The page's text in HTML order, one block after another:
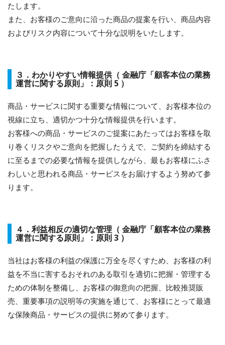
たします。
また、お客様のご意向に沿った商品の提案を行い、商品内容
およびリスク内容について十分な説明をいたします。
３．わかりやすい情報提供（ 金融庁「顧客本位の業務
運営に関する原則」：原則 5 ）
商品・サービスに関する重要な情報について、お客様本位の
視線に立ち、適切かつ十分な情報提供を行います。
お客様への商品・サービスのご提案にあたってはお客様を取
り巻くリスクやご意向を把握したうえで、ご契約を締結する
に至るまでの必要な情報を提供しながら、最もお客様にふさ
わしいと思われる商品・サービスをお届けするよう努めて参
ります。
４．利益相反の適切な管理（ 金融庁「顧客本位の業務
運営に関する原則」：原則 3 ）
当社はお客様の利益の保護に万全を尽くすため、お客様の利
益を不当に害するおそれのある取引を適切に把握・管理する
ための体制を整備し、お客様の御意向の把握、比較推奨販
売、重要事項の説明等の実施を通じて、お客様にとって最適
な保険商品・サービスの提供に努めて参ります。